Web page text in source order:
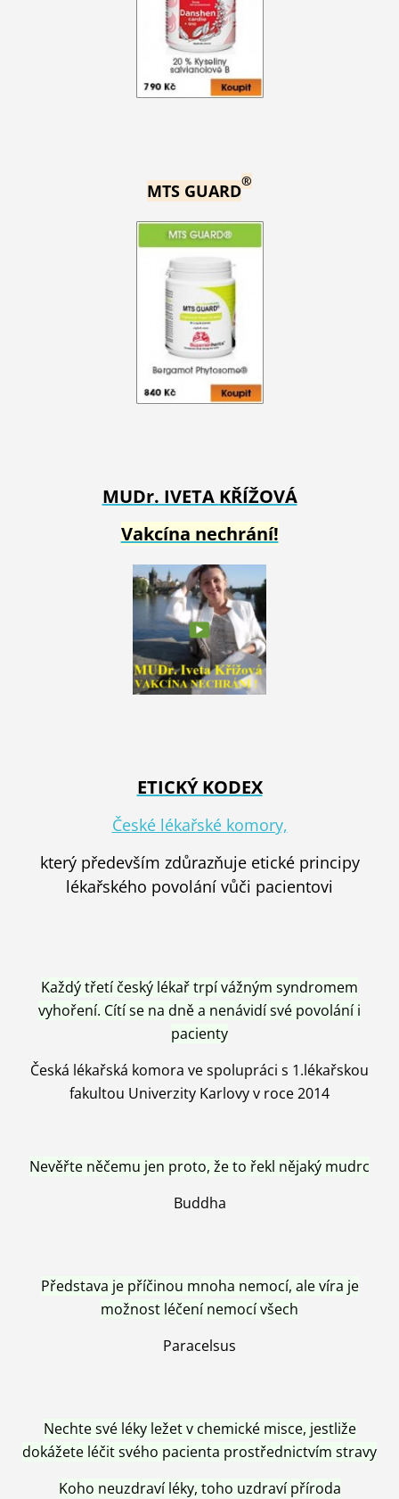
MTS GUARD®
MUDr. IVETA KŘÍŽOVÁ
Vakcína nechrání!
ETICKÝ KODEX
České lékařské komory,
který především zdůrazňuje etické principy
lékařského povolání vůči pacientovi
Každý třetí český lékař trpí vážným syndromem
vyhoření. Cítí se na dně a nenávidí své povolání i
pacienty
Česká lékařská komora ve spolupráci s 1.lékařskou
fakultou Univerzity Karlovy v roce 2014
Nevěřte něčemu jen proto, že to řekl nějaký mudrc
Buddha
Představa je příčinou mnoha nemocí, ale víra je
možnost léčení nemocí všech
Paracelsus
Nechte své léky ležet v chemické misce, jestliže
dokážete léčit svého pacienta prostřednictvím stravy
Koho neuzdraví léky, toho uzdraví příroda